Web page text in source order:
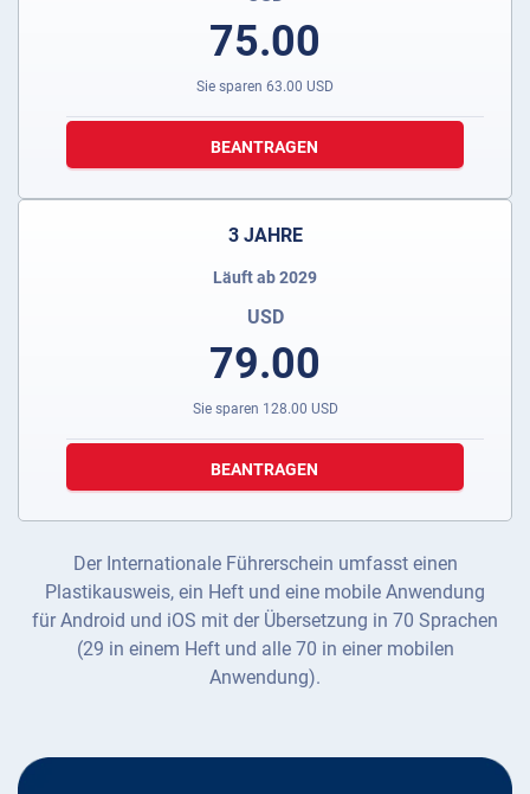
75.00
Sie sparen 63.00 USD
BEANTRAGEN
3 JAHRE
Läuft ab 2029
USD
79.00
Sie sparen 128.00 USD
BEANTRAGEN
Der Internationale Führerschein umfasst einen
Plastikausweis, ein Heft und eine mobile Anwendung
für Android und iOS mit der Übersetzung in 70 Sprachen
(29 in einem Heft und alle 70 in einer mobilen
Anwendung).